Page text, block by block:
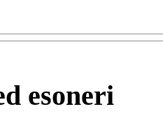
esoneri